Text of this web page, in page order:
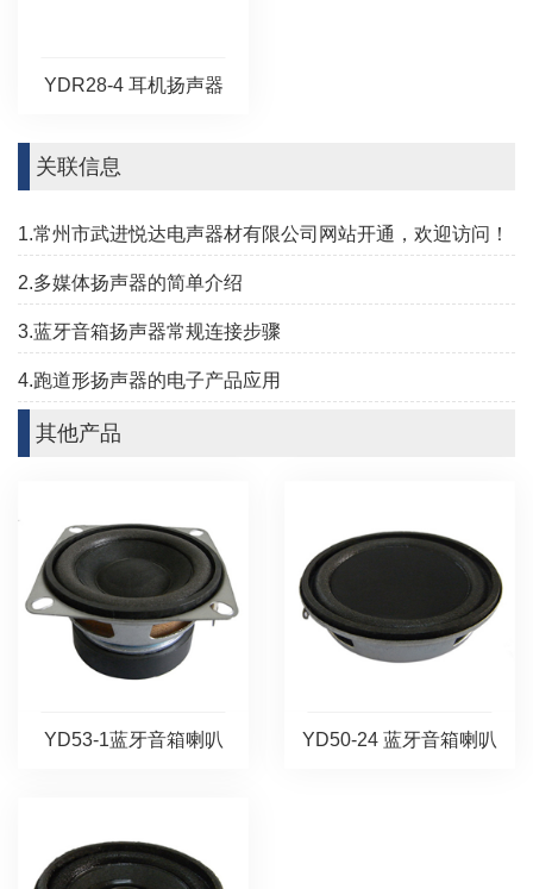
YDR28-4 耳机扬声器
关联信息
1.常州市武进悦达电声器材有限公司网站开通，欢迎访问！
2.多媒体扬声器的简单介绍
3.蓝牙音箱扬声器常规连接步骤
4.跑道形扬声器的电子产品应用
其他产品
YD53-1蓝牙音箱喇叭 YD50-24 蓝牙音箱喇叭